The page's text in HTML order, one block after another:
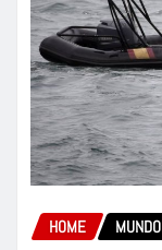
HOME MUNDO